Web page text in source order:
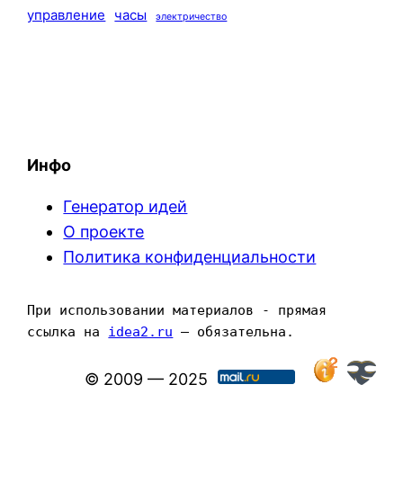
управление часы электричество
Инфо
Генератор идей
О проекте
Политика конфиденциальности
При использовании материалов - прямая
ссылка на idea2.ru — обязательна.
© 2009 — 2025